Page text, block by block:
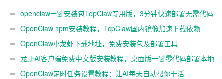
openclaw一键安装包TopClaw专用版，3分钟快速部署无需代码
基础OpenClaw npm安装教程，TopClaw国内镜像加速下载依赖
OpenClaw小龙虾下载地址，免费安装包及部署工具
龙虾AI客户端免费中文版安装教程，桌面版一键零代码部署本地
大模型3分钟实测
OpenClaw定时任务设置教程：让AI每天自动帮你干活